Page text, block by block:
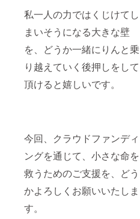
私一人の力ではくじけてし
まいそうになる大きな壁
を、どうか一緒にりんと乗
り越えていく後押しをして
頂けると嬉しいです。
今回、クラウドファンディ
ングを通じて、小さな命を
救うためのご支援を、どう
かよろしくお願いいたしま
す。